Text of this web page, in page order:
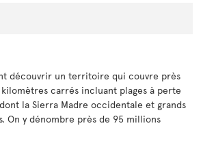
découvrir un territoire qui couvre près
carrés incluant plages à perte
la Sierra Madre occidentale et grands
On y dénombre près de 95 millions